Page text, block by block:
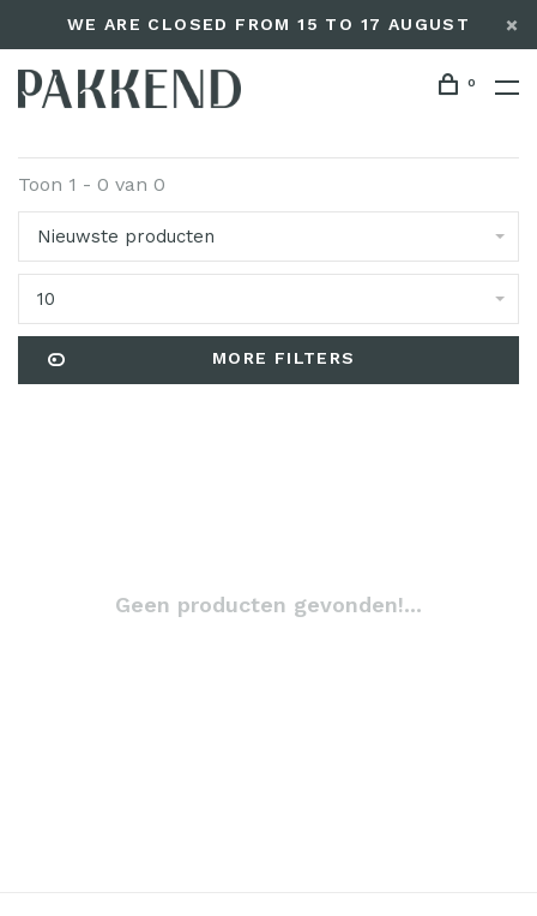
WE ARE CLOSED FROM 15 TO 17 AUGUST
0
Toon 1 - 0 van 0
Nieuwste producten
10
MORE FILTERS
Geen producten gevonden!...